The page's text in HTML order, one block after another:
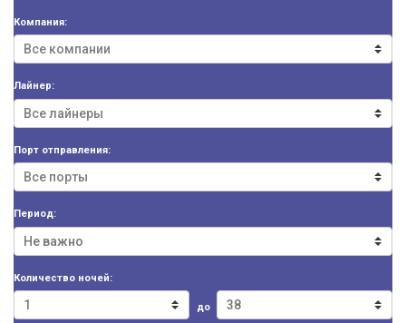
Компания:
Лайнер:
Порт отправления:
Период:
Количество ночей:
до